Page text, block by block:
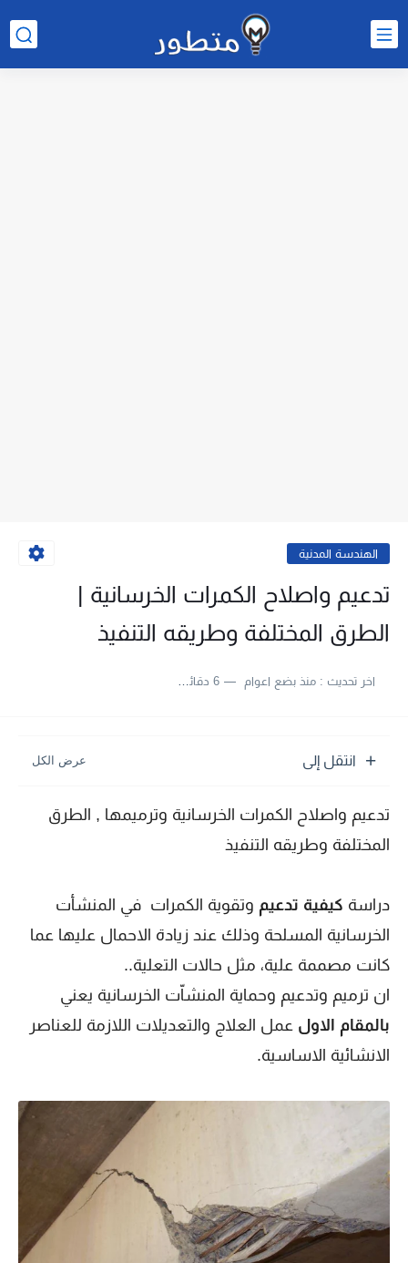
الهندسة المدنية
تدعيم واصلاح الكمرات الخرسانية |
الطرق المختلفة وطريقه التنفيذ
اخر تحديث :منذ بضع اعوام 6 دقائق للقراءة
انتقل إلى
تدعيم واصلاح الكمرات الخرسانية وترميمها , الطرق
المختلفة وطريقه التنفيذ
دراسة كيفية تدعيم وتقوية الكمرات في المنشأت
الخرسانية المسلحة وذلك عند زيادة الاحمال عليها عما
كانت مصممة علية، مثل حالات التعلية..
ان ترميم وتدعيم وحماية المنشاّت الخرسانية يعني
بالمقام الاول عمل العلاج والتعديلات اللازمة للعناصر
الانشائية الاساسية.